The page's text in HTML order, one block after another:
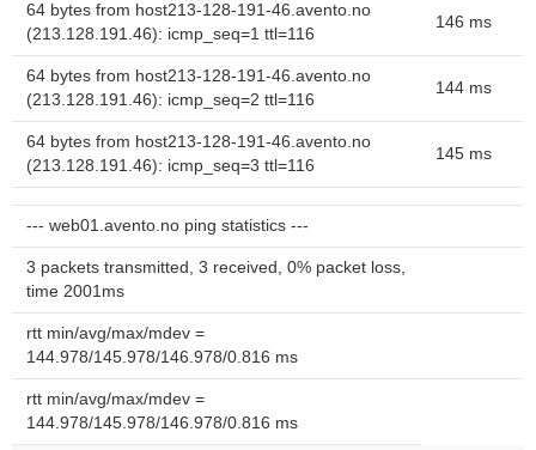
64 bytes from host213-128-191-46.avento.no
(213.128.191.46): icmp_seq=1 ttl=116
146 ms
64 bytes from host213-128-191-46.avento.no
(213.128.191.46): icmp_seq=2 ttl=116
144 ms
64 bytes from host213-128-191-46.avento.no
(213.128.191.46): icmp_seq=3 ttl=116
145 ms
--- web01.avento.no ping statistics ---
3 packets transmitted, 3 received, 0% packet loss,
time 2001ms
rtt min/avg/max/mdev =
144.978/145.978/146.978/0.816 ms
rtt min/avg/max/mdev =
144.978/145.978/146.978/0.816 ms